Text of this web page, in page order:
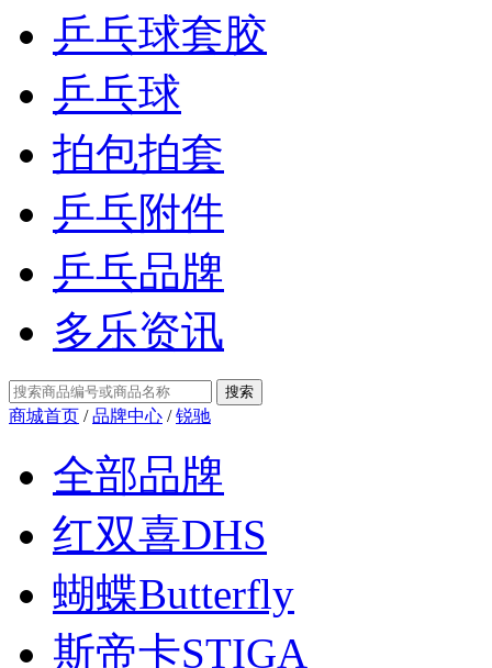
乒乓球套胶
乒乓球
拍包拍套
乒乓附件
乒乓品牌
多乐资讯
商城首页 /品牌中心 /锐驰
全部品牌
红双喜DHS
蝴蝶Butterfly
斯帝卡STIGA